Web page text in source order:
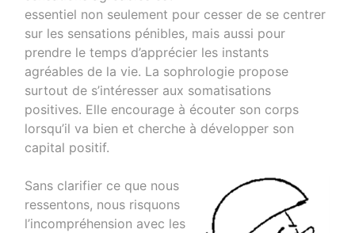
essentiel non seulement pour cesser de se centrer
sur les sensations pénibles, mais aussi pour
prendre le temps d’apprécier les instants
agréables de la vie. La sophrologie propose
surtout de s’intéresser aux somatisations
positives. Elle encourage à écouter son corps
lorsqu’il va bien et cherche à développer son
capital positif.
Sans clarifier ce que nous
ressentons, nous risquons
l’incompréhension avec les